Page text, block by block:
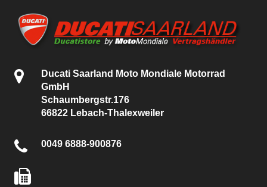
Ducati Saarland Moto Mondiale Motorrad
GmbH
Schaumbergstr.176
66822 Lebach-Thalexweiler
0049 6888-900876